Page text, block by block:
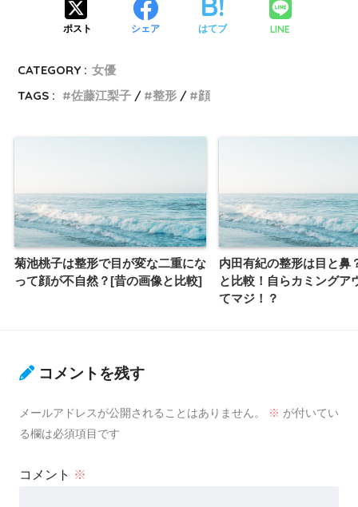
ポスト シェア はてブ LINE
CATEGORY : 女優
TAGS :
佐藤江梨子 整形 顔
菊池桃子は整形で目が変な二重にな
って顔が不自然？[昔の画像と比較]
内田有紀の整形は目と鼻
と比較！自らカミングア
てマジ！？
コメントを残す
メールアドレスが公開されることはありません。 ※ が付いてい
る欄は必須項目です
コメント ※